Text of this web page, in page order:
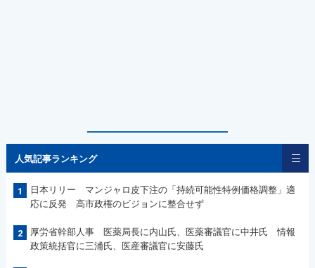
人気記事ランキング
1
日本リリー マンジャロ皮下注の「持続可能性特例価格調整」適
応に反発 高市政権のビジョンに整合せず
2
厚労省幹部人事 医薬局長に内山氏、医薬審議官に中井氏 情報
政策統括官に三浦氏、医産審議官に安藤氏